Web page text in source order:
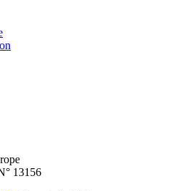
13156